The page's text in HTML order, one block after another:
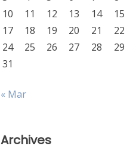
10
11 12 13 14 15
17
18 19 20 21 22
24
25 26 27 28 29
31
« Mar
Archives